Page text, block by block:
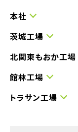
本社
茨城工場
北関東もおか工場
館林工場
トラサン工場